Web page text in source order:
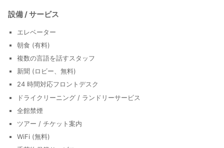
設備 / サービス
エレベーター
朝食 (有料)
複数の言語を話すスタッフ
新聞 (ロビー、無料)
24 時間対応フロントデスク
ドライクリーニング / ランドリーサービス
全館禁煙
ツアー / チケット案内
WiFi (無料)